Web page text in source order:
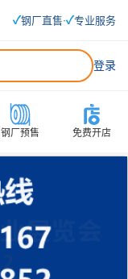
✓钢厂直售·✓专业服务
登录
钢厂预售 免费开店